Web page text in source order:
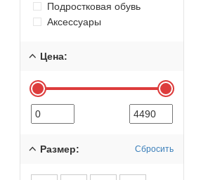
Подростковая обувь
Аксессуары
Цена:
Размер: Сбросить